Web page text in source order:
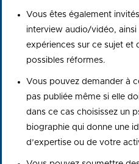
Vous êtes également
interview audio/vidéo, ainsi
expériences sur ce sujet et
possibles réformes.
Vous pouvez demander à
pas publiée même si elle
dans ce cas choisissez un
biographie qui donne une
d’expertise ou de votre